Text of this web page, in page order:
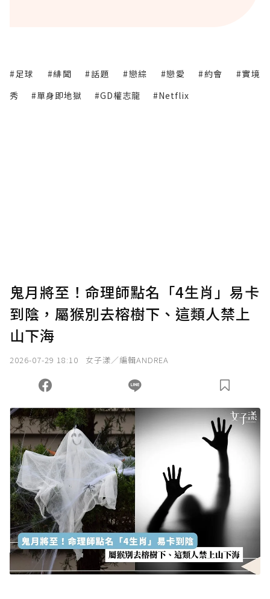
#足球 #緋聞 #話題 #戀綜 #戀愛 #約會
#實境
秀
#單身即地獄 #GD權志龍 #Netflix
鬼月將至！命理師點名「4生肖」易卡
到陰，屬猴別去榕樹下、這類人禁上
山下海
2026-07-29 18:10 女子漾／編輯ANDREA